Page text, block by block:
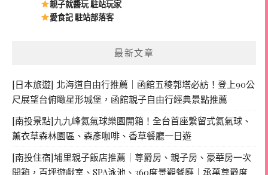
親子就醬玩 駐站玩家
愛食記 駐站部落客
最新文章
[日本旅遊] 北海道自由行推薦｜函館五稜郭塔必訪！登上90公
尺展望台俯瞰星形城堡，函館親子自由行經典景點推薦
[南投景點]九九峰氦氣球樂園開箱！全台首座繫留式氦氣球、
薰衣草森林園區、森彥咖啡、香草餐廳一日遊
[南投住宿]埔里親子飯店推薦｜尊爵房、親子房、豪華房一次
開箱，百坪遊戲室、SPA泳池、360度景觀餐廳｜承萬尊爵度